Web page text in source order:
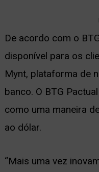
De acordo com o
disponível para os
Mynt, plataforma de
banco. O BTG
como uma maneira
ao dólar.
“Mais uma vez